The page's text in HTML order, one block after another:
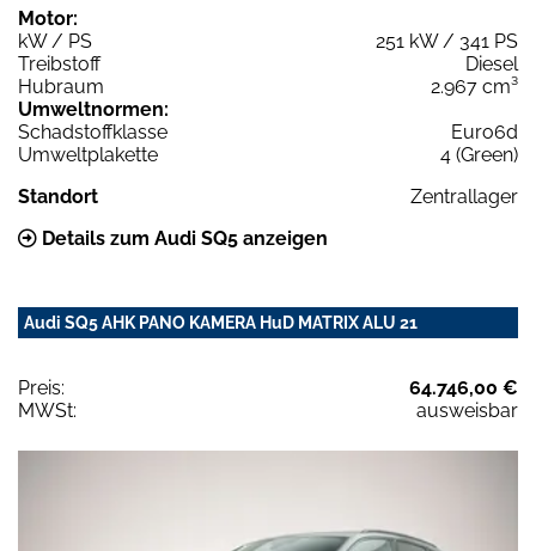
Motor:
kW / PS
251 kW / 341 PS
Treibstoff
Diesel
Hubraum
2.967 cm³
Umweltnormen:
Schadstoffklasse
Euro6d
Umweltplakette
4 (Green)
Standort
Zentrallager
Details zum Audi SQ5 anzeigen
Audi SQ5 AHK PANO KAMERA HuD MATRIX ALU 21
Preis:
64.746,00 €
MWSt:
ausweisbar